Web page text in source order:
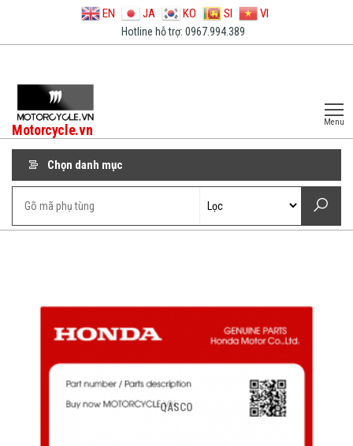
EN JA KO SI VI
Hotline hỗ trợ: 0967.994.389
Motorcycle.vn Menu
Chọn danh mục
QASCO